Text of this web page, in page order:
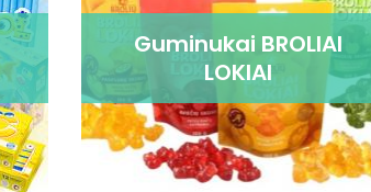
Guminukai BROLIAI
LOKIAI